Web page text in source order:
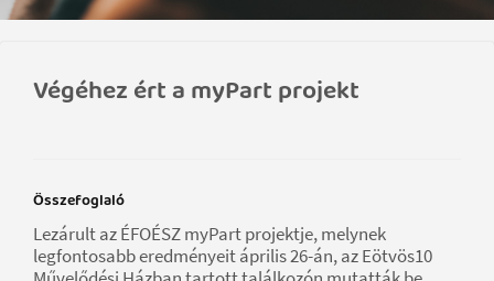
Végéhez ért a myPart projekt
Összefoglaló
Lezárult az ÉFOÉSZ myPart projektje, melynek
legfontosabb eredményeit április 26-án, az Eötvös10